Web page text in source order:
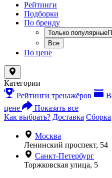
Рейтинги
Подборки
По бренду
Только популярные
Все
По цене
Категории
Рейтинги тренажёров
цене
Показать все
Как выбрать? Доставка Сборка
Москва
Ленинский проспект, 54
Санкт-Петербург
Торжковская улица, 5